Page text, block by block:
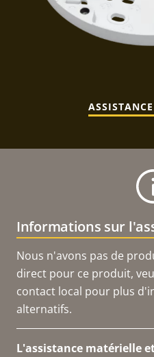
Nous n'avons pas de
direct pour ce produit,
contact local pour plus
alternatifs.
L'assistance matérielle